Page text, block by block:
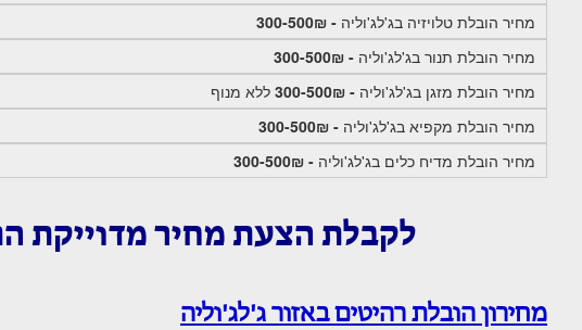
מחיר הובלת טלויזיה בג'לג'וליה - 300-500₪
מחיר הובלת תנור בג'לג'וליה - 300-500₪
מחיר הובלת מזגן בג'לג'וליה - 300-500₪
ללא מנוף
מחיר הובלת מקפיא בג'לג'וליה - 300-500₪
מחיר הובלת מדיח כלים בג'לג'וליה - 300-500₪
לקבלת הצעת מחיר מדוייקת
מחירון הובלת רהיטים באזור ג'לג'וליה